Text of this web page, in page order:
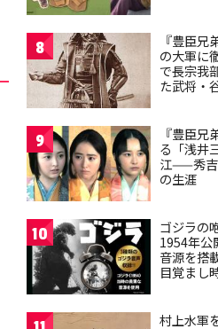
8
『豊臣
の大軍に
で長宗我
た武将・
9
『豊臣
る「浅井
江——秀吉
の生涯
10
ゴジラの
1954年公
音源を搭
目覚まし
村上水軍